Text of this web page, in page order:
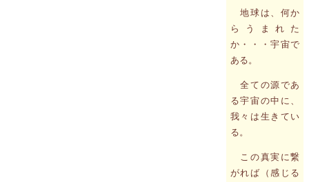
地球は、何か
らうまれた
か・・・宇宙で
ある。
全ての源であ
る宇宙の中に、
我々は生きてい
る。
この真実に繋
がれば（感じる